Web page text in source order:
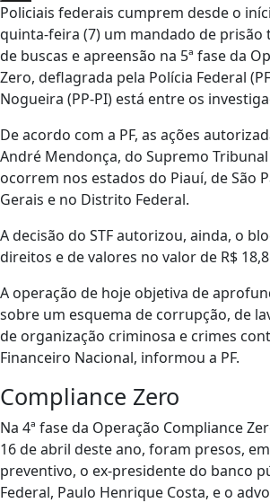
Policiais federais cumprem desde o
quinta-feira (7) um mandado de prisão
de buscas e apreensão na 5ª fase da
Zero, deflagrada pela Polícia Federal
Nogueira (PP-PI) está entre os
De acordo com a PF, as ações
André Mendonça, do Supremo Tribunal
ocorrem nos estados do Piauí, de São
Gerais e no Distrito Federal.
A decisão do STF autorizou, ainda, o
direitos e de valores no valor de R$
A operação de hoje objetiva de
sobre um esquema de corrupção, de
de organização criminosa e crimes
Financeiro Nacional, informou a PF.
Compliance Zero
Na 4ª fase da Operação Compliance
16 de abril deste ano, foram presos,
preventivo, o ex-presidente do banco
Federal, Paulo Henrique Costa, e o